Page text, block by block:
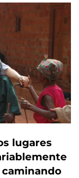
lugares
caminando